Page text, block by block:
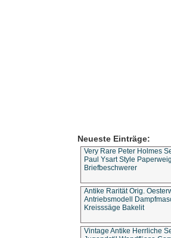
Neueste Einträge:
Very Rare Peter Holmes
Paul Ysart Style
Briefbeschwerer
Antike Rarität Orig.
Antriebsmodell
Kreisssäge Bakelit
Vintage Antike Herrliche